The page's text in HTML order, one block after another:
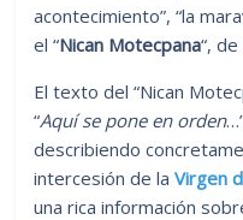
acontecimiento”, “la
el “Nican Motecpana“,
El texto del “Nican
“Aquí se pone en orden
describiendo
intercesión de laVirgen
una rica información